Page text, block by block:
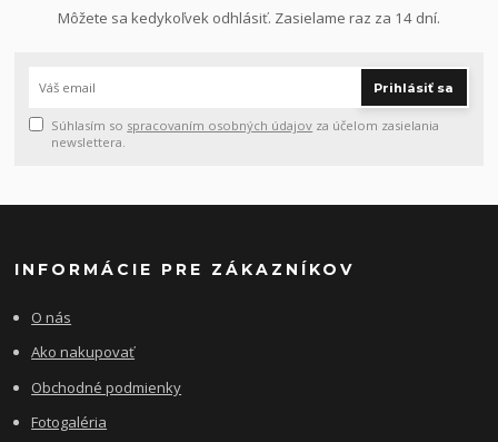
Môžete sa kedykoľvek odhlásiť. Zasielame raz za 14 dní.
Prihlásiť sa
Súhlasím so spracovaním osobných údajov za účelom zasielania
newslettera.
INFORMÁCIE PRE ZÁKAZNÍKOV
O nás
Ako nakupovať
Obchodné podmienky
Fotogaléria